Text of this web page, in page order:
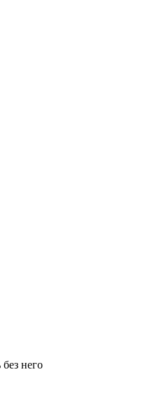
него